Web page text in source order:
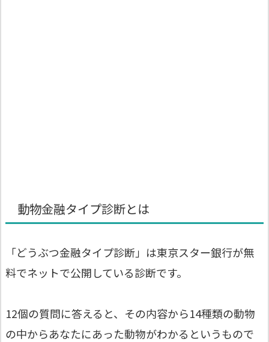
動物金融タイプ診断とは
「どうぶつ金融タイプ診断」は東京スター銀行が無
料でネットで公開している診断です。
12個の質問に答えると、その内容から14種類の動物
の中からあなたにあった動物がわかるというもので